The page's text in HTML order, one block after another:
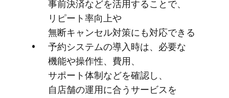
事前決済などを​活用する​ことで、​
リピート率向上や​
無断キャンセル対策にも​対応できる
予約システムの​導入時は、​必要な​
機能や​操作性、​費用、​
サポート体制などを​確認し、​
自店舗の​運用に​合う​サービスを​